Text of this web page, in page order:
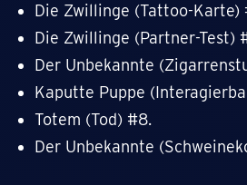
Die Zwillinge (Tattoo-Karte)
Die Zwillinge (Partner-Test)
Der Unbekannte
Kaputte Puppe
Totem (Tod) #8.
Der Unbekannte